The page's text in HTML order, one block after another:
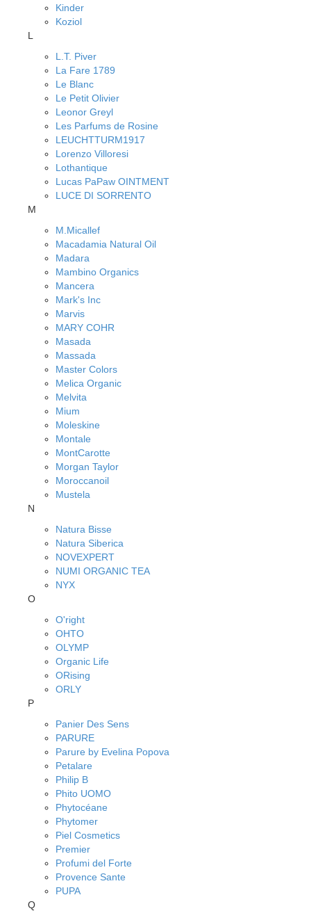
Kinder
Koziol
L
L.T. Piver
La Fare 1789
Le Blanc
Le Petit Olivier
Leonor Greyl
Les Parfums de Rosine
LEUCHTTURM1917
Lorenzo Villoresi
Lothantique
Lucas PaPaw OINTMENT
LUCE DI SORRENTO
M
M.Micallef
Macadamia Natural Oil
Madara
Mambino Organics
Mancera
Mark's Inc
Marvis
MARY COHR
Masada
Massada
Master Colors
Melica Organic
Melvita
Mium
Moleskine
Montale
MontCarotte
Morgan Taylor
Moroccanoil
Mustela
N
Natura Bisse
Natura Siberica
NOVEXPERT
NUMI ORGANIC TEA
NYX
O
O'right
OHTO
OLYMP
Organic Life
ORising
ORLY
P
Panier Des Sens
PARURE
Parure by Evelina Popova
Petalare
Philip B
Phito UOMO
Phytocéane
Phytomer
Piel Cosmetics
Premier
Profumi del Forte
Provence Sante
PUPA
Q